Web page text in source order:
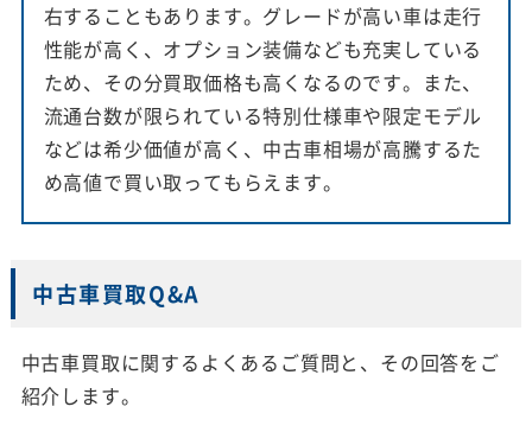
右することもあります。グレードが高い車は走行
性能が高く、オプション装備なども充実している
ため、その分買取価格も高くなるのです。また、
流通台数が限られている特別仕様車や限定モデル
などは希少価値が高く、中古車相場が高騰するた
め高値で買い取ってもらえます。
中古車買取Q&A
中古車買取に関するよくあるご質問と、その回答をご
紹介します。